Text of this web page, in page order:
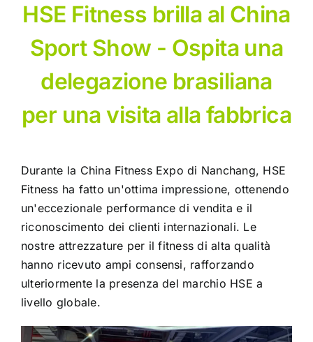
HSE Fitness brilla al China
Sport Show - Ospita una
delegazione brasiliana
per una visita alla fabbrica
Durante la China Fitness Expo di Nanchang, HSE
Fitness ha fatto un'ottima impressione, ottenendo
un'eccezionale performance di vendita e il
riconoscimento dei clienti internazionali. Le
nostre attrezzature per il fitness di alta qualità
hanno ricevuto ampi consensi, rafforzando
ulteriormente la presenza del marchio HSE a
livello globale.